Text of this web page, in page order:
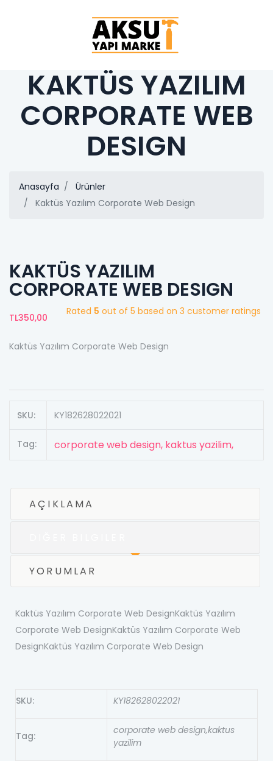
KAKTÜS YAZILIM
CORPORATE WEB
DESIGN
Anasayfa
Ürünler
Kaktüs Yazılım Corporate Web Design
KAKTÜS YAZILIM
CORPORATE WEB DESIGN
Rated 5 out of 5 based on 3 customer ratings
TL350,00
Kaktüs Yazılım Corporate Web Design
SKU: KY182628022021
Tag: corporate web design, kaktus yazilim,
AÇIKLAMA
YORUMLAR
Kaktüs Yazılım Corporate Web DesignKaktüs Yazılım
Corporate Web DesignKaktüs Yazılım Corporate Web
DesignKaktüs Yazılım Corporate Web Design
SKU KY182628022021
Tag
corporate web design,kaktus
yazilim